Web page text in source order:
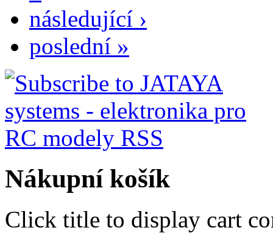
následující ›
poslední »
Nákupní košík
Click title to display cart